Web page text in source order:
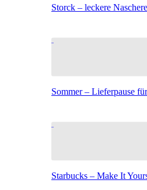
Storck – leckere
Sommer – Lieferpause
Starbucks – Make It